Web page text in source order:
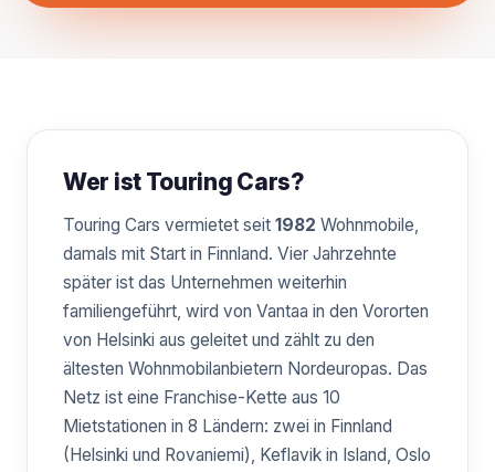
Wer ist Touring Cars?
Touring Cars vermietet seit 1982 Wohnmobile,
damals mit Start in Finnland. Vier Jahrzehnte
später ist das Unternehmen weiterhin
familiengeführt, wird von Vantaa in den Vororten
von Helsinki aus geleitet und zählt zu den
ältesten Wohnmobilanbietern Nordeuropas. Das
Netz ist eine Franchise-Kette aus 10
Mietstationen in 8 Ländern: zwei in Finnland
(Helsinki und Rovaniemi), Keflavik in Island, Oslo